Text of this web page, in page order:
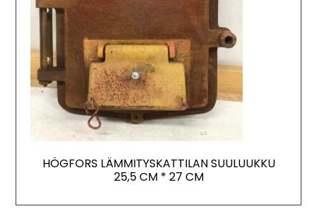
HÖGFORS LÄMMITYSKATTILAN SUULUUKKU
25,5 CM * 27 CM